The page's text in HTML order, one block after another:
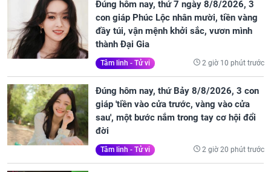
Đúng hôm nay, thứ 7 ngày 8/8/2026, 3
con giáp Phúc Lộc nhân mười, tiền vàng
đầy túi, vận mệnh khởi sắc, vươn mình
thành Đại Gia
Tâm linh - Tử vi 2 giờ 10 phút trước
Đúng hôm nay, thứ Bảy 8/8/2026, 3 con
giáp 'tiền vào cửa trước, vàng vào cửa
sau', một bước nắm trong tay cơ hội đổi
đời
Tâm linh - Tử vi 2 giờ 20 phút trước